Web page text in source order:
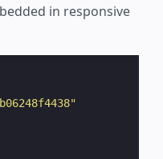
in responsive